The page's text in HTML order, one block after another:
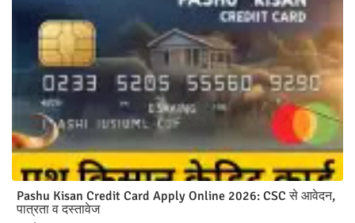
Pashu Kisan Credit Card Apply Online 2026: CSC से आवेदन,
पात्रता व दस्तावेज